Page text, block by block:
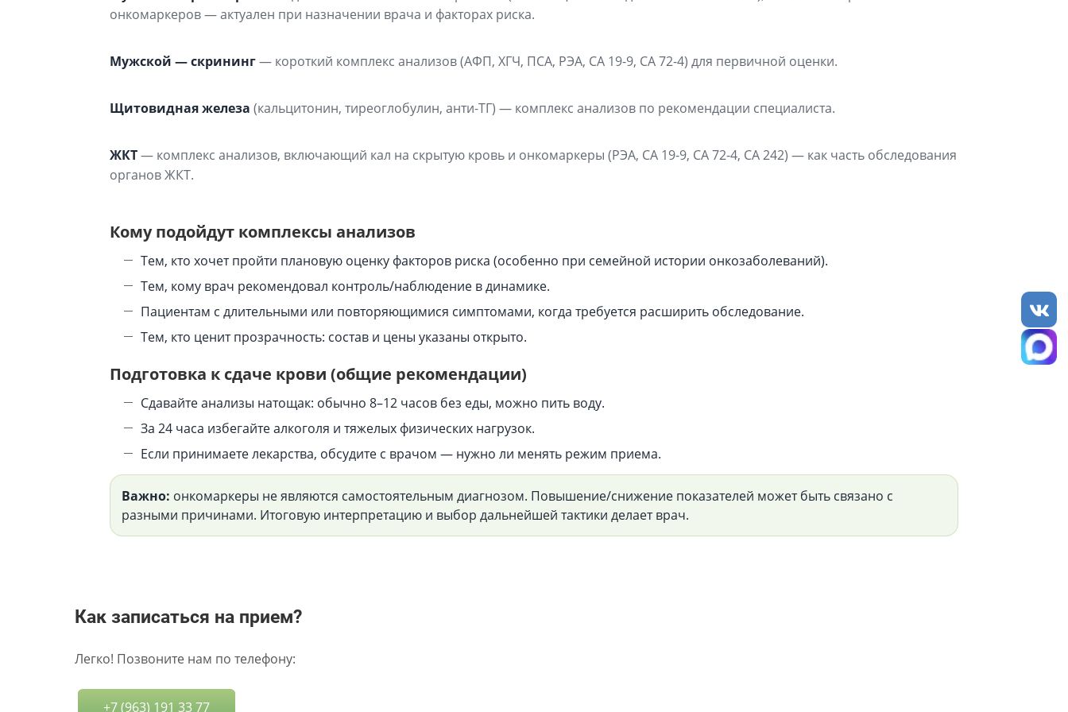
сыворотке
36-20-016 CA 242
онкомаркеров — актуален при назначении врача и факторах риска.
Мужской — скрининг— короткий комплекс анализов (АФП, ХГЧ, ПСА, РЭА, CA 19-9, CA 72-4) для первичной оценки.
Щитовидная железа (кальцитонин, тиреоглобулин, анти-ТГ) — комплекс анализов по рекомендации специалиста.
ЖКТ— комплекс анализов, включающий кал на скрытую кровь и онкомаркеры (РЭА, CA 19-9, CA 72-4, CA 242) — как часть обследования
органов ЖКТ.
Кому подойдут комплексы анализов
Тем, кто хочет пройти плановую оценку факторов риска (особенно при семейной истории онкозаболеваний).
Тем, кому врач рекомендовал контроль/наблюдение в динамике.
Пациентам с длительными или повторяющимися симптомами, когда требуется расширить обследование.
Тем, кто ценит прозрачность: состав и цены указаны открыто.
Подготовка к сдаче крови (общие рекомендации)
Сдавайте анализы натощак: обычно 8–12 часов без еды, можно пить воду.
За 24 часа избегайте алкоголя и тяжелых физических нагрузок.
Если принимаете лекарства, обсудите с врачом — нужно ли менять режим приема.
Важно: онкомаркеры не являются самостоятельным диагнозом. Повышение/снижение показателей может быть связано с
разными причинами. Итоговую интерпретацию и выбор дальнейшей тактики делает врач.
Как записаться на прием?
Легко! Позвоните нам по телефону:
+7 (963) 191 33 77